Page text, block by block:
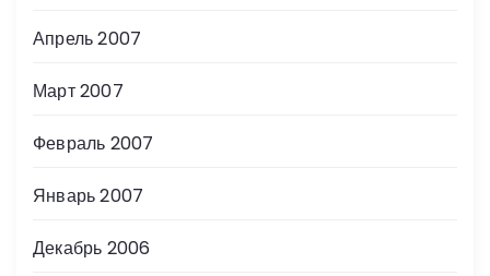
Апрель 2007
Март 2007
Февраль 2007
Январь 2007
Декабрь 2006